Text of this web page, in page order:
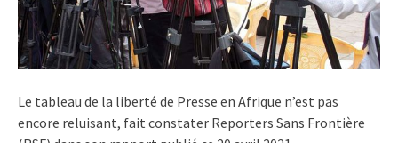
Le tableau de la liberté de Presse en Afrique n’est pas
encore reluisant, fait constater Reporters Sans Frontière